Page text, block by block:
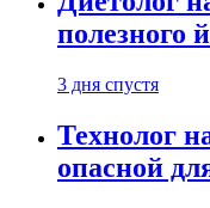
полезного
3 дня спустя
Технолог
опасной